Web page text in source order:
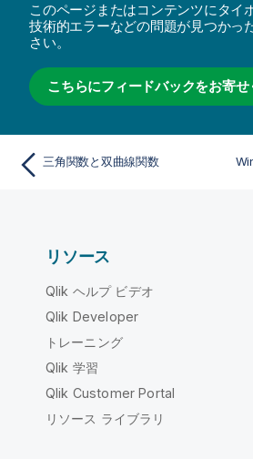
このページまたはコンテンツにタイ
技術的エラーなどの問題が見つかっ
さい。
こちらにフィードバックをお寄せ
三角関数と双曲線関数
リソース
Qlik ヘルプ ビデオ
Qlik Developer
トレーニング
Qlik 学習
Qlik Customer Portal
リソース ライブラリ